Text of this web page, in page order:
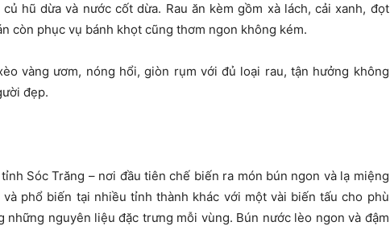
hũ dừa và nước cốt dừa. Rau ăn kèm gồm xà lách, cải xanh, đọt
còn phục vụ bánh khọt cũng thơm ngon không kém.
vàng ươm, nóng hổi, giòn rụm với đủ loại rau, tận hưởng không
đẹp.
Sóc Trăng – nơi đầu tiên chế biến ra món bún ngon và lạ miệng
phổ biến tại nhiều tỉnh thành khác với một vài biến tấu cho phù
nguyên liệu đặc trưng mỗi vùng. Bún nước lèo ngon và đậm